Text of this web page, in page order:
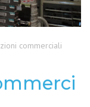
commerciali